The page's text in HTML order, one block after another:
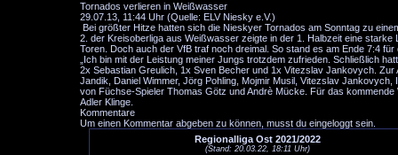
Tornados verlieren in Weißwasser
29.07.13, 11:44 Uhr (Quelle: ELV Niesky e.V.)
Bei größter Hitze hatten sich die Nieskyer Tornados am Sonntag zu
2. der Kreisoberliga aus Weißwasser zeigte in der 1. Halbzeit eine
Toren. Doch auch der VfB traf noch dreimal. So stand es am Ende 7:4
„Ich bin mit der Leistung meiner Jungs trotzdem zufrieden. Schließlich
2x Sebastian Greulich, 1x Sven Becher und 1x Vitezslav Jankovych.
Jandik, Daniel Wimmer, Jörg Pohling, Mojmir Musil, Vitezslav
von Füchse-Spieler Thomas Götz und Andrè Mücke. Für das
Adler Klinge.
Kommentare
Um einen Kommentar abgeben zu können, musst du eingeloggt sein.
Regionalliga Ost 2021/2022
(Stand: 20.03.22, 18:11 Uhr)